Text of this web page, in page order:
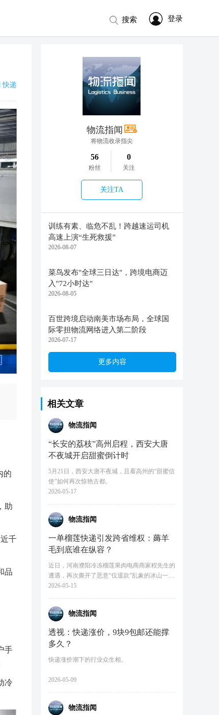
登录
搜索
物流指闻
将物流收录指尖
56
粉丝
0
关注
关注TA
训练有素、临危不乱！跨越速运司机
高速上演“生死救援”
2026-08-07
菜鸟发布"全球三日达"，跨境电商迈
入"72小时达"
2026-08-05
百世跨境启动南美市场布局，全球国
际零担物流网络进入第二阶段
2026-07-17
更多内容
相关文章
物流指闻
“长安的荔枝”高州启程，西安大唐
不夜城开启甜蜜倒计时
5月21日，西安大唐不夜城，且看高州的“甜蜜信
使”如何再次惊艳古都。
2026-05-17
物流指闻
一单榴莲快递引发跨省维权：薅羊
毛到底谁在纵容？
近日，河南濮阳冷冻榴莲果肉电商商家程先生的
遭遇，再次撕开了恶意“仅退款”乱象的冰山一
角。
2026-05-15
物流指闻
透视：快递涨价，9块9包邮还能撑
多久？
快递涨价潮下的行业众生相。
2026-05-09
物流指闻
快递
的
助
千
品
手
冷